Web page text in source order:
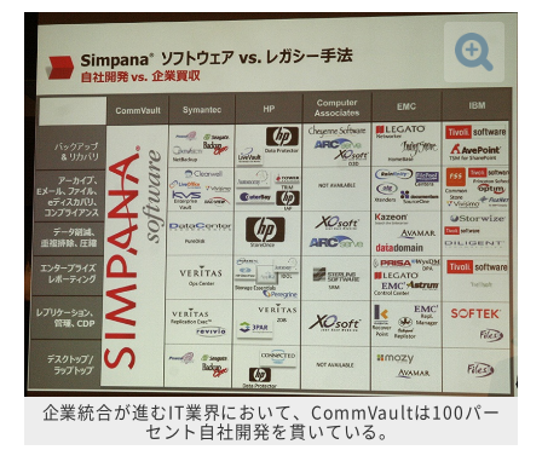
企業統合が進むIT業界において、CommVaultは100パー
セント自社開発を貫いている。